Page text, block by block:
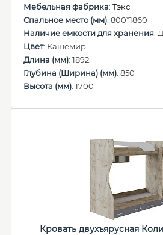
Мебельная фабрика: Тэкс
Спальное место (мм): 800*1860
Наличие емкости для хранения:
Цвет: Кашемир
Длина (мм): 1892
Глубина (Ширина) (мм): 850
Высота (мм): 1700
Кровать двухъярусная